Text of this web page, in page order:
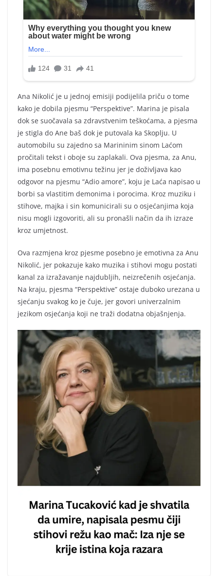
Ana Nikolić je u jednoj emisiji podijelila priču o tome
kako je dobila pjesmu “Perspektive”. Marina je pisala
dok se suočavala sa zdravstvenim teškoćama, a pjesma
je stigla do Ane baš dok je putovala ka Skoplju. U
automobilu su zajedno sa Marininim sinom Laćom
pročitali tekst i oboje su zaplakali. Ova pjesma, za Anu,
ima posebnu emotivnu težinu jer je doživljava kao
odgovor na pjesmu “Adio amore”, koju je Laća napisao u
borbi sa vlastitim demonima i porocima. Kroz muziku i
stihove, majka i sin komunicirali su o osjećanjima koja
nisu mogli izgovoriti, ali su pronašli način da ih izraze
kroz umjetnost.
Ova razmjena kroz pjesme posebno je emotivna za Anu
Nikolić, jer pokazuje kako muzika i stihovi mogu postati
kanal za izražavanje najdubljih, neizrečenih osjećanja.
Na kraju, pjesma “Perspektive” ostaje duboko urezana u
sjećanju svakog ko je čuje, jer govori univerzalnim
jezikom osjećanja koji ne traži dodatna objašnjenja.